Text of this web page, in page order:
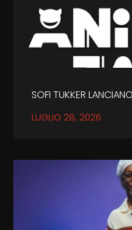
SOFI TUKKER
LUGLIO 28, 2026